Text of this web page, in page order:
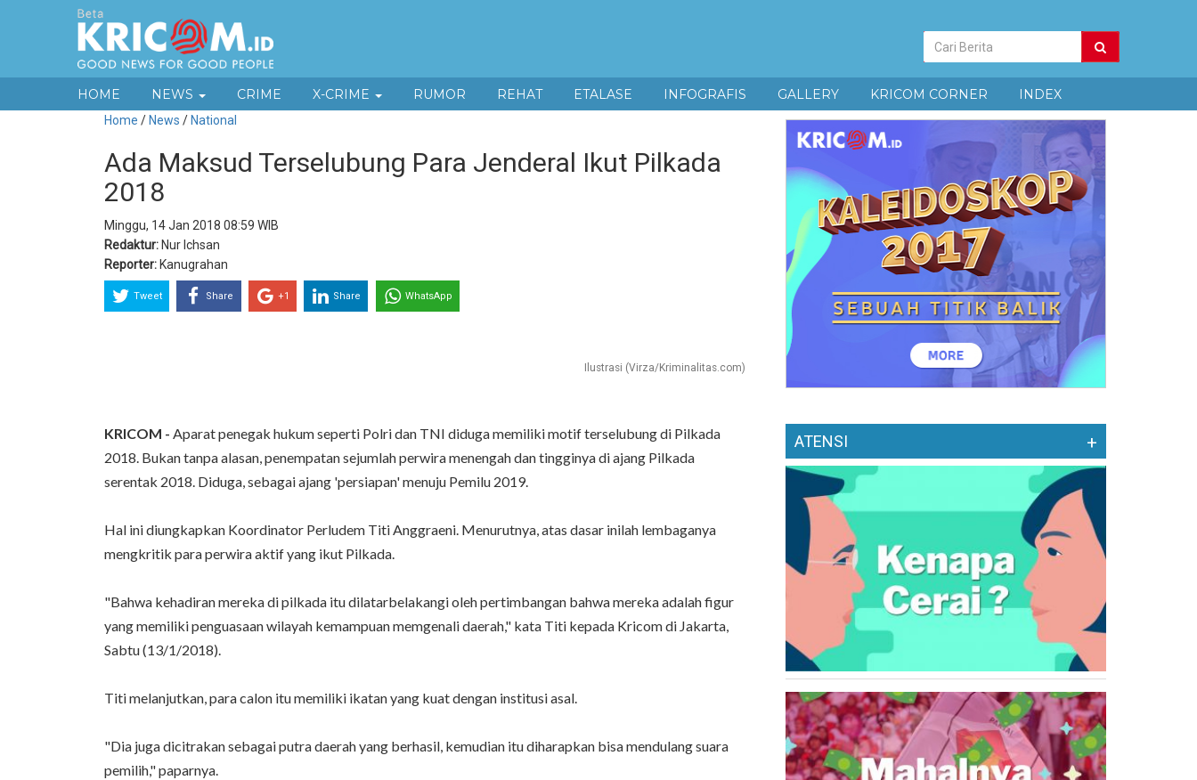
Pencarian
Berita
HOME NEWS CRIME X-CRIME RUMOR REHAT ETALASE INFOGRAFIS GALLERY KRICOM CORNER INDEX
Home / News / National
Ada Maksud Terselubung Para Jenderal Ikut Pilkada
2018
Minggu, 14 Jan 2018 08:59 WIB
Redaktur: Nur Ichsan
Reporter: Kanugrahan
Tweet Share +1 Share WhatsApp
Ilustrasi (Virza/Kriminalitas.com)
KRICOM - Aparat penegak hukum seperti Polri dan TNI diduga memiliki motif terselubung di Pilkada
2018. Bukan tanpa alasan, penempatan sejumlah perwira menengah dan tingginya di ajang Pilkada
serentak 2018. Diduga, sebagai ajang 'persiapan' menuju Pemilu 2019.
Hal ini diungkapkan Koordinator Perludem Titi Anggraeni. Menurutnya, atas dasar inilah lembaganya
mengkritik para perwira aktif yang ikut Pilkada.
"Bahwa kehadiran mereka di pilkada itu dilatarbelakangi oleh pertimbangan bahwa mereka adalah figur
yang memiliki penguasaan wilayah kemampuan memgenali daerah," kata Titi kepada Kricom di Jakarta,
Sabtu (13/1/2018).
Titi melanjutkan, para calon itu memiliki ikatan yang kuat dengan institusi asal.
"Dia juga dicitrakan sebagai putra daerah yang berhasil, kemudian itu diharapkan bisa mendulang suara
pemilih," paparnya.
ATENSI +